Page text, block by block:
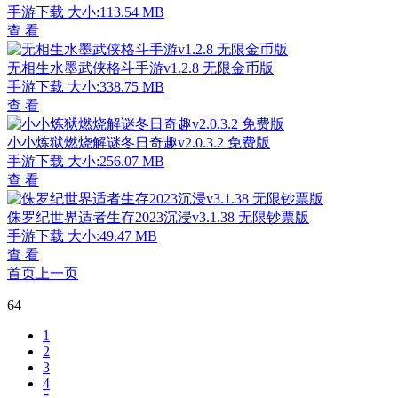
手游下载 大小:113.54 MB
查 看
无相生水墨武侠格斗手游v1.2.8 无限金币版
手游下载 大小:338.75 MB
查 看
小小炼狱燃烧解谜冬日奇趣v2.0.3.2 免费版
手游下载 大小:256.07 MB
查 看
侏罗纪世界适者生存2023沉浸v3.1.38 无限钞票版
手游下载 大小:49.47 MB
查 看
首页 上一页
64
1
2
3
4